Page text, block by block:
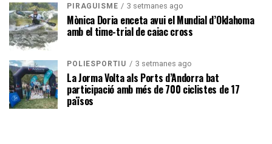
PIRAGÜISME 3 setmanes ago
Mònica Doria enceta avui el Mundial d’Oklahoma
amb el time-trial de caiac cross
POLIESPORTIU 3 setmanes ago
La Jorma Volta als Ports d’Andorra bat
participació amb més de 700 ciclistes de 17
països